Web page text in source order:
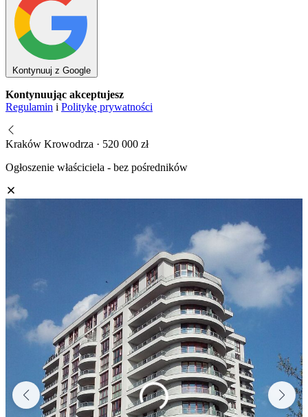
Kontynuuj z Google
Kontynuując akceptujesz
Regulamin i Politykę prywatności
Kraków Krowodrza · 520 000 zł
Ogłoszenie właściciela - bez pośredników